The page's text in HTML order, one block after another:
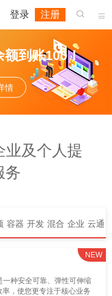

登录 注册 
额到账100！
情
业及个人提
务
容器
间件
开发
维
混合 企业
应用
云通
信
NEW
种安全可靠、弹性可伸缩
，使您更专注于核心业务